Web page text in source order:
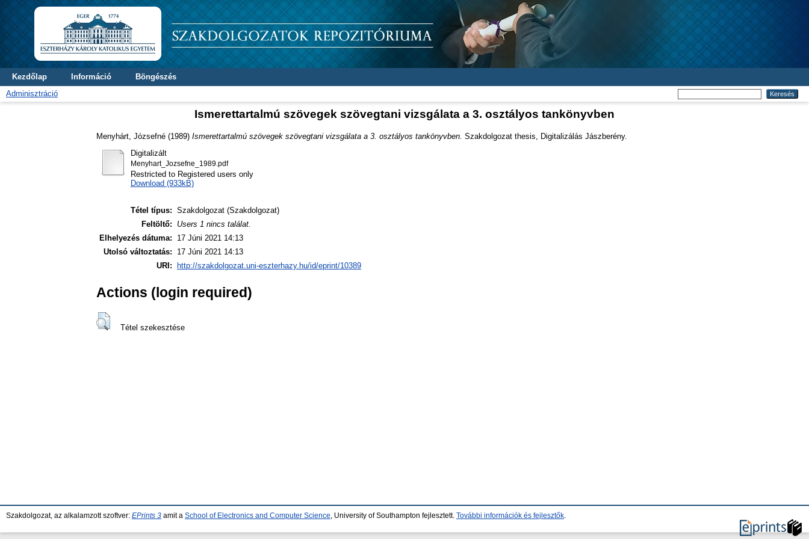
Kezdőlap Információ
Böngészés
Adminisztráció
Ismerettartalmú szövegek szövegtani vizsgálata a 3. osztályos tankönyvben
Menyhárt, Józsefné (1989) Ismerettartalmú szövegek szövegtani vizsgálata a 3. osztályos tankönyvben. Szakdolgozat thesis, Digitalizálás Jászberény.
Digitalizált
Menyhart_Jozsefne_1989.pdf
Restricted to Registered users only
Download (933kB)
Tétel típus: Szakdolgozat (Szakdolgozat)
Feltöltő:
Users 1 nincs találat.
Elhelyezés dátuma:
17 Júni 2021 14:13
Utolsó változtatás:
17 Júni 2021 14:13
URI:
http://szakdolgozat.uni-eszterhazy.hu/id/eprint/10389
Actions (login required)
Tétel szekesztése
Szakdolgozat, az alkalamzott szoftver: EPrints 3 amit a School of Electronics and Computer Science , University of Southampton fejlesztett. További információk és fejlesztők